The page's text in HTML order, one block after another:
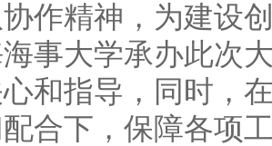
作精神，为建设
事大学承办此次
和指导，同时，
合下，保障各项